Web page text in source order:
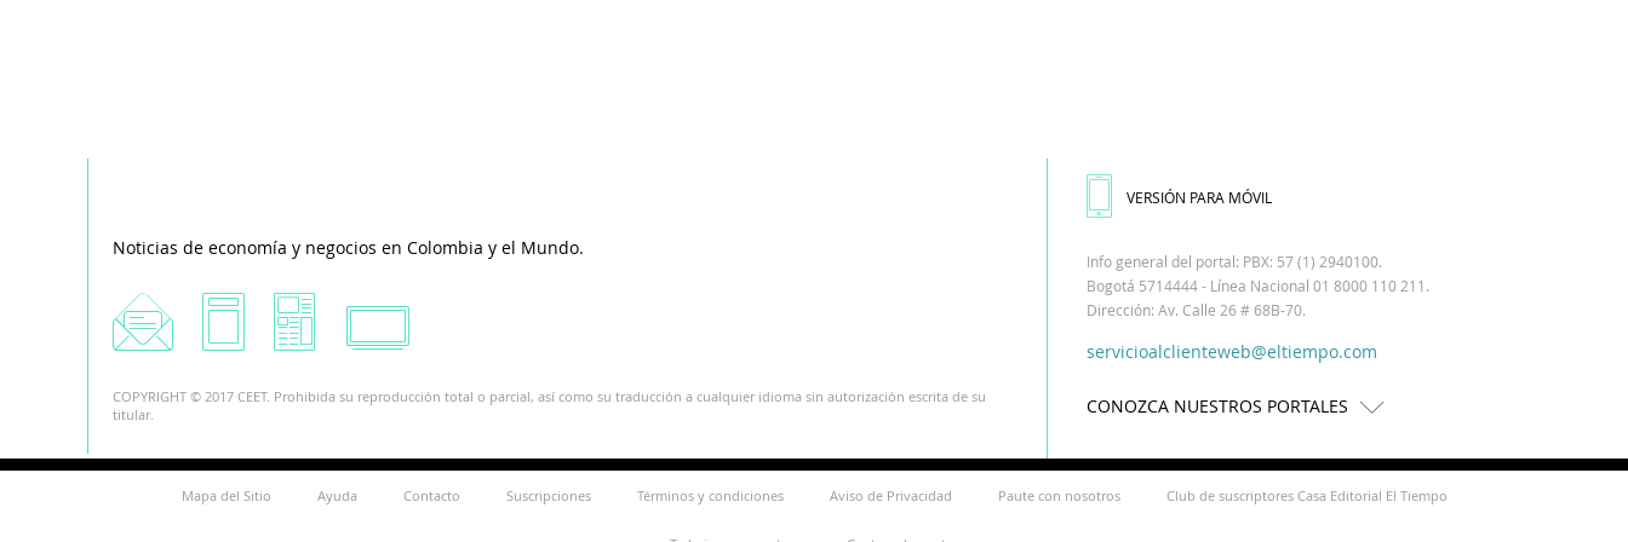
Noticias de economía y negocios en Colombia y el Mundo.
COPYRIGHT © 2017 CEET. Prohibida su reproducción total o parcial, así como su traducción a cualquier idioma sin autorización escrita de su
titular.
VERSIÓN PARA MÓVIL
Info general del portal: PBX: 57 (1) 2940100.
Bogotá 5714444 - Línea Nacional 01 8000 110 211.
Dirección: Av. Calle 26 # 68B-70.
servicioalclienteweb@eltiempo.com
CONOZCA NUESTROS PORTALES
Mapa del Sitio Ayuda Contacto Suscripciones Términos y condiciones Aviso de Privacidad Paute con nosotros Club de suscriptores Casa Editorial El Tiempo